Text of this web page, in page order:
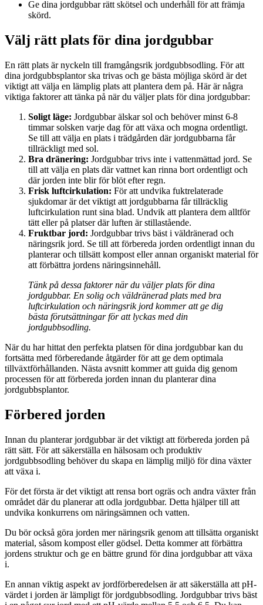
Ge dina jordgubbar rätt skötsel och underhåll för att främja
skörd.
Välj rätt plats för dina jordgubbar
En rätt plats är nyckeln till framgångsrik jordgubbsodling. För att
dina jordgubbsplantor ska trivas och ge bästa möjliga skörd är det
viktigt att välja en lämplig plats att plantera dem på. Här är några
viktiga faktorer att tänka på när du väljer plats för dina jordgubbar:
Soligt läge: Jordgubbar älskar sol och behöver minst 6-8
timmar solsken varje dag för att växa och mogna ordentligt.
Se till att välja en plats i trädgården där jordgubbarna får
tillräckligt med sol.
Bra dränering: Jordgubbar trivs inte i vattenmättad jord. Se
till att välja en plats där vattnet kan rinna bort ordentligt och
där jorden inte blir för blöt efter regn.
Frisk luftcirkulation: För att undvika fuktrelaterade
sjukdomar är det viktigt att jordgubbarna får tillräcklig
luftcirkulation runt sina blad. Undvik att plantera dem alltför
tätt eller på platser där luften är stillastående.
Fruktbar jord: Jordgubbar trivs bäst i väldränerad och
näringsrik jord. Se till att förbereda jorden ordentligt innan du
planterar och tillsätt kompost eller annan organiskt material för
att förbättra jordens näringsinnehåll.
Tänk på dessa faktorer när du väljer plats för dina
jordgubbar. En solig och väldränerad plats med bra
luftcirkulation och näringsrik jord kommer att ge dig
bästa förutsättningar för att lyckas med din
jordgubbsodling.
När du har hittat den perfekta platsen för dina jordgubbar kan du
fortsätta med förberedande åtgärder för att ge dem optimala
tillväxtförhållanden. Nästa avsnitt kommer att guida dig genom
processen för att förbereda jorden innan du planterar dina
jordgubbsplantor.
Förbered jorden
Innan du planterar jordgubbar är det viktigt att förbereda jorden på
rätt sätt. För att säkerställa en hälsosam och produktiv
jordgubbsodling behöver du skapa en lämplig miljö för dina växter
att växa i.
För det första är det viktigt att rensa bort ogräs och andra växter från
området där du planerar att odla jordgubbar. Detta hjälper till att
undvika konkurrens om näringsämnen och vatten.
Du bör också göra jorden mer näringsrik genom att tillsätta organiskt
material, såsom kompost eller gödsel. Detta kommer att förbättra
jordens struktur och ge en bättre grund för dina jordgubbar att växa
i.
En annan viktig aspekt av jordförberedelsen är att säkerställa att pH-
värdet i jorden är lämpligt för jordgubbsodling. Jordgubbar trivs bäst